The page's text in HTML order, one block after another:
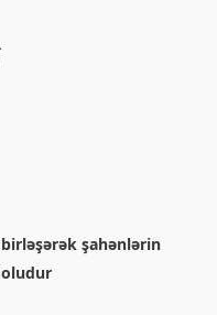
şahənlərin